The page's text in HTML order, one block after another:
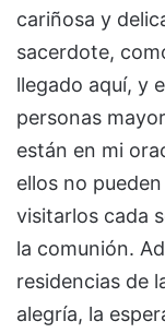
cariñosa y
sacerdote,
llegado aquí, y
personas
están en mi
ellos no
visitarlos cada
la comunión.
residencias de
alegría, la